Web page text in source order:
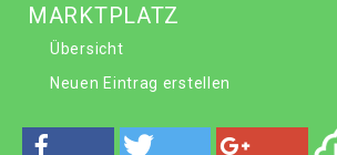
MARKTPLATZ
Übersicht
Neuen Eintrag erstellen